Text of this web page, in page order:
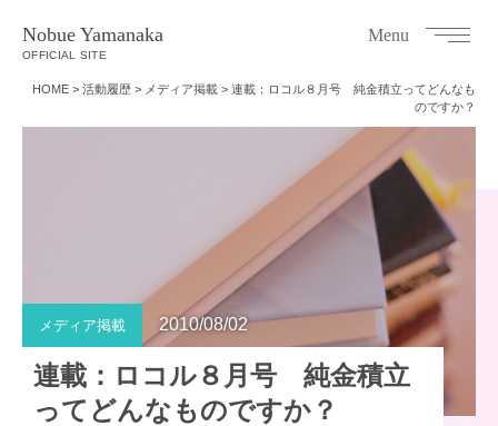
Nobue Yamanaka
OFFICIAL SITE
Menu
HOME > 活動履歴 > メディア掲載 > 連載：ロコル８月号 純金積立ってどんなも
のですか？
メディア掲載 2010/08/02
連載：ロコル８月号 純金積立
ってどんなものですか？